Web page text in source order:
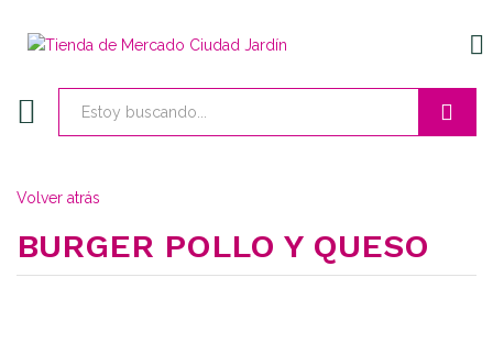
Volver atrás
BURGER POLLO Y QUESO